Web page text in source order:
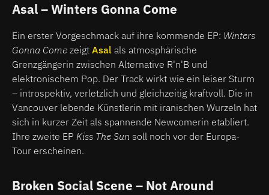
Asal– Winters Gonna Come
Ein erster Vorgeschmack auf ihre kommende EP: Winters
Gonna Come zeigt Asal als atmosphärische
Grenzgängerin zwischen Alternative R'n'B und
elektronischem Pop. Der Track wirkt wie ein leiser Sturm
– introspektiv, verletzlich und gleichzeitig kraftvoll. Die in
Vancouver lebende Künstlerin mit iranischen Wurzeln hat
sich in kurzer Zeit als spannende Newcomerin etabliert.
Ihre zweite EP Kiss The Sun soll noch vor der Europa-
Tour erscheinen.
Broken Social Scene – Not Around